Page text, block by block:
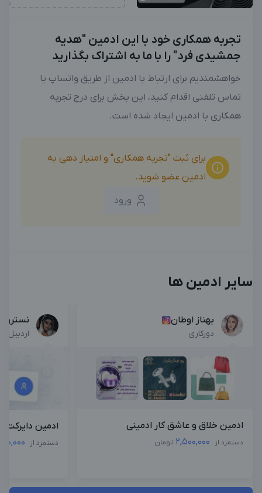
تجربه همکاری خود با این ادمین "هدیه
جمشیدی فرد" را با ما به اشتراک بگذارید
خواهشمندیم برای ارتباط با ادمین از طریق واتساپ یا
تماس تلفنی اقدام کنید، این بخش برای درج تجربه
همکاری با ادمین ایجاد شده است.
برای ثبت "تجربه همکاری" و امتیاز دهی به
ادمین عضو شوید.
ورود
سایر ادمین ها
بهناز اوطان
دورکاری
ادمین خلاق و عاشق کار ادمینی
دستمزد از 2,500,000 تومان
نسترن
اردبیل
ادمین
دستمزد از